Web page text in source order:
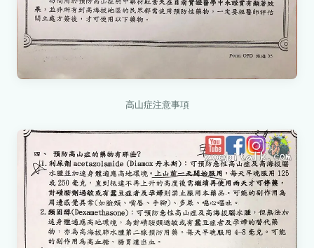
高山症注意事項